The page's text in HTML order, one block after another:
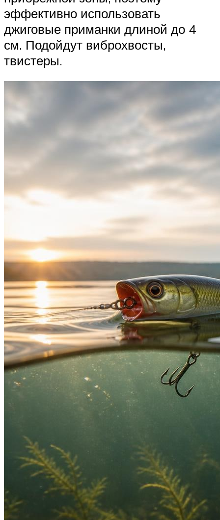
эффективно использовать
джиговые приманки длиной до 4
см. Подойдут виброхвосты,
твистеры.